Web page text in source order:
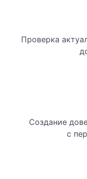
Проверка
Создание
с